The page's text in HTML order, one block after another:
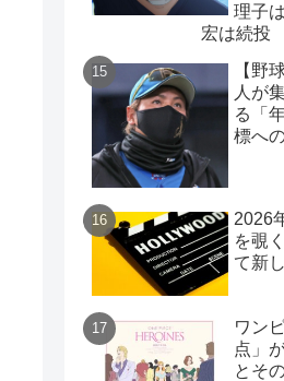
理子
宏は続投
【野
人が
る「
標へ
2026
を覗
て新
ワン
点」
とそ